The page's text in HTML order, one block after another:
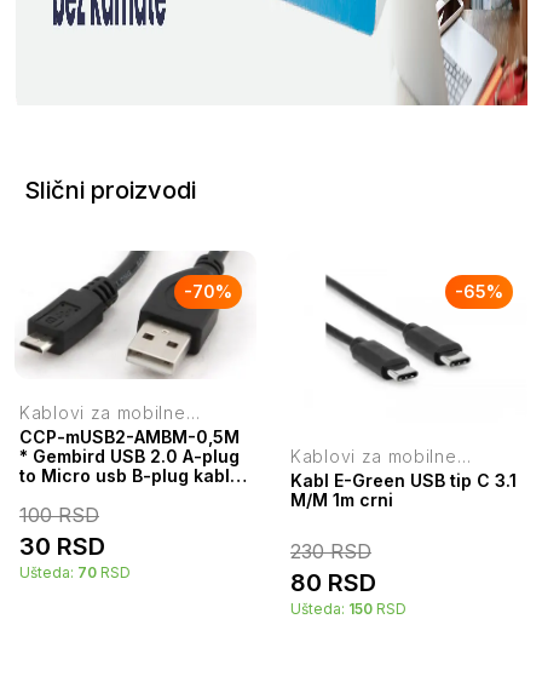
Slični proizvodi
-70%
Kablovi za mobilne
telefone
CCP-mUSB2-AMBM-0,5M
* Gembird USB 2.0 A-plug
to Micro usb B-plug kabl
100RSD
30 RSD
Ušteda: 70 RSD
-65%
Kablovi za mobilne
telefone
Kabl E-Green USB tip C 3.1
M/M 1m crni
230RSD
80 RSD
Ušteda: 150 RSD